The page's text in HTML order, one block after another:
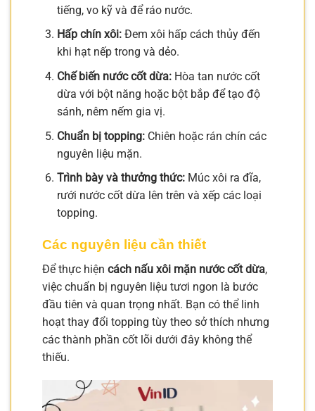
tiếng, vo kỹ và để ráo nước.
Hấp chín xôi:Đem xôi hấp cách thủy đến
khi hạt nếp trong và dẻo.
Chế biến nước cốt dừa:Hòa tan nước cốt
dừa với bột năng hoặc bột bắp để tạo độ
sánh, nêm nếm gia vị.
Chuẩn bị topping:Chiên hoặc rán chín các
nguyên liệu mặn.
Trình bày và thưởng thức:Múc xôi ra đĩa,
rưới nước cốt dừa lên trên và xếp các loại
topping.
Các nguyên liệu cần thiết
Để thực hiện cách nấu xôi mặn nước cốt dừa,
việc chuẩn bị nguyên liệu tươi ngon là bước
đầu tiên và quan trọng nhất. Bạn có thể linh
hoạt thay đổi topping tùy theo sở thích nhưng
các thành phần cốt lõi dưới đây không thể
thiếu.